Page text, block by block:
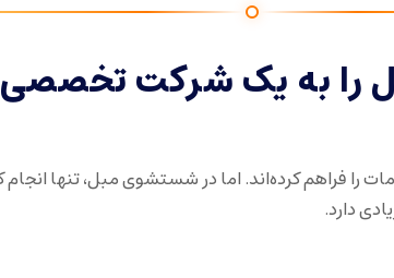
را به یک شرکت
را فراهم کرده‌اند. اما در شستشوی مبل، تنها
دارد.